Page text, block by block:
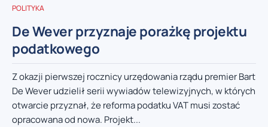
POLITYKA
De Wever przyznaje porażkę projektu
podatkowego
Z okazji pierwszej rocznicy urzędowania rządu premier Bart
De Wever udzielił serii wywiadów telewizyjnych, w których
otwarcie przyznał, że reforma podatku VAT musi zostać
opracowana od nowa. Projekt...